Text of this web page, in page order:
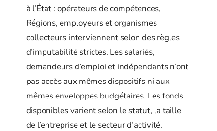
à l’État : opérateurs de compétences,
Régions, employeurs et organismes
collecteurs interviennent selon des règles
d’imputabilité strictes. Les salariés,
demandeurs d’emploi et indépendants n’ont
pas accès aux mêmes dispositifs ni aux
mêmes enveloppes budgétaires. Les fonds
disponibles varient selon le statut, la taille
de l’entreprise et le secteur d’activité.